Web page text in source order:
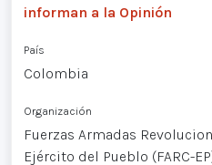
informan a la Opinión
País
Colombia
Organización
Fuerzas Armadas
Ejército del Pueblo (FARC-